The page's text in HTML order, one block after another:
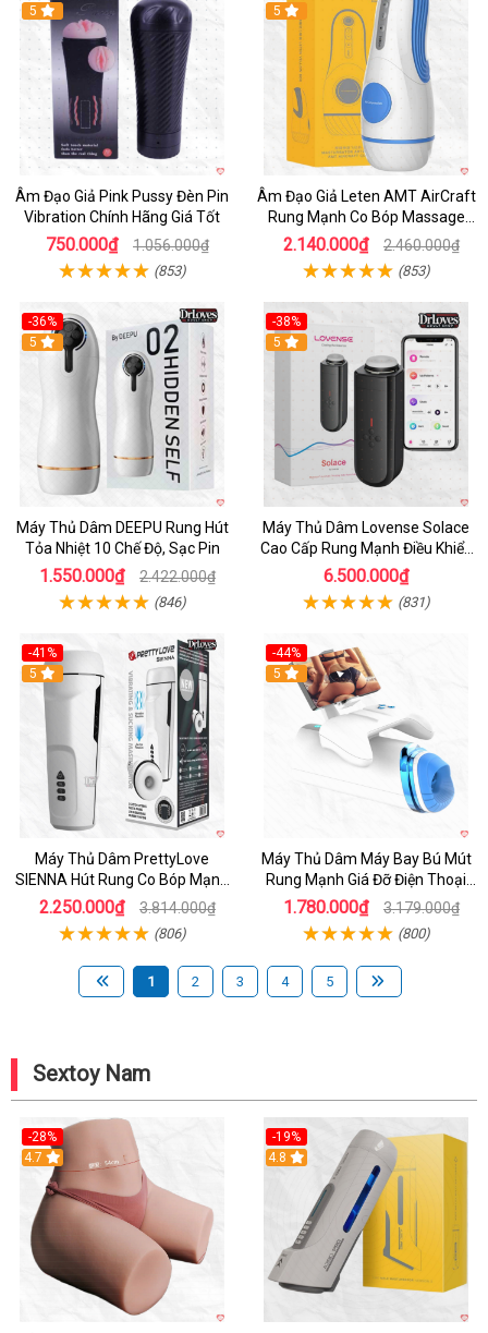
5
Âm Đạo Giả Pink Pussy Đèn Pin
Vibration Chính Hãng Giá Tốt
750.000₫ 1.056.000₫
(853)
5
Âm Đạo Giả Leten AMT AirCraft
Rung Mạnh Co Bóp Massage
Êm Ái
2.140.000₫ 2.460.000₫
(853)
-36%
Hot
5
Máy Thủ Dâm DEEPU Rung Hút
Tỏa Nhiệt 10 Chế Độ, Sạc Pin
1.550.000₫ 2.422.000₫
(846)
-38%
Hot
5
Máy Thủ Dâm Lovense Solace
Cao Cấp Rung Mạnh Điều Khiển
App
6.500.000₫
(831)
-41%
Hot
5
Máy Thủ Dâm PrettyLove
SIENNA Hút Rung Co Bóp Mạnh
Mẽ Nam
2.250.000₫ 3.814.000₫
(806)
-44%
Hot
5
Máy Thủ Dâm Máy Bay Bú Mút
Rung Mạnh Giá Đỡ Điện Thoại
Chính Hãng
1.780.000₫ 3.179.000₫
(800)
1 2 3 4 5
Sextoy Nam
-28%
4.7
-19%
Hot
4.8